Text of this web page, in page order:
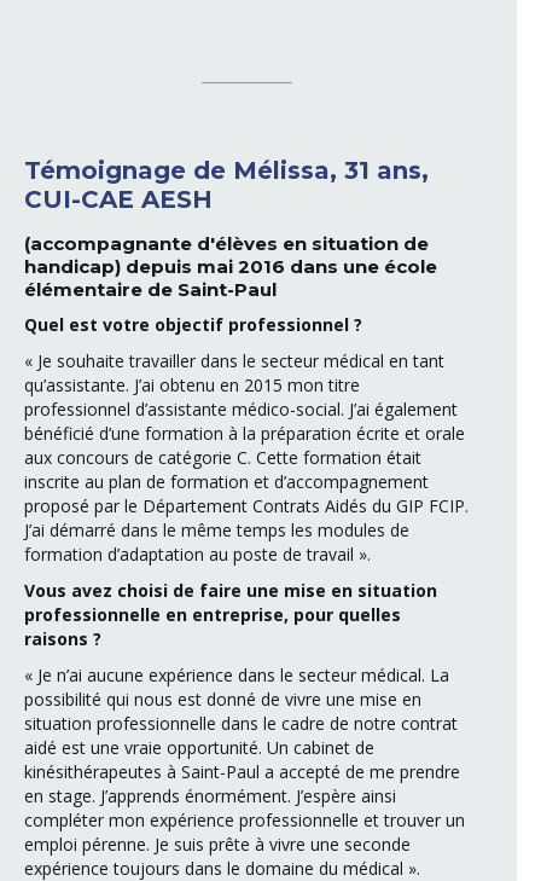
Témoignage de Mélissa, 31 ans,
CUI-CAE AESH
(accompagnante d'élèves en situation de
handicap) depuis mai 2016 dans une école
élémentaire de Saint-Paul
Quel est votre objectif professionnel ?
« Je souhaite travailler dans le secteur médical en tant
qu’assistante. J’ai obtenu en 2015 mon titre
professionnel d’assistante médico-social. J’ai également
bénéficié d’une formation à la préparation écrite et orale
aux concours de catégorie C. Cette formation était
inscrite au plan de formation et d’accompagnement
proposé par le Département Contrats Aidés du GIP FCIP.
J’ai démarré dans le même temps les modules de
formation d’adaptation au poste de travail ».
Vous avez choisi de faire une mise en situation
professionnelle en entreprise, pour quelles
raisons ?
« Je n’ai aucune expérience dans le secteur médical. La
possibilité qui nous est donné de vivre une mise en
situation professionnelle dans le cadre de notre contrat
aidé est une vraie opportunité. Un cabinet de
kinésithérapeutes à Saint-Paul a accepté de me prendre
en stage. J’apprends énormément. J’espère ainsi
compléter mon expérience professionnelle et trouver un
emploi pérenne. Je suis prête à vivre une seconde
expérience toujours dans le domaine du médical ».